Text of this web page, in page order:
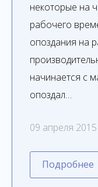
некоторые на
рабочего
опоздания на
начинается с
опоздал…
09 апреля 2015
Подробнее